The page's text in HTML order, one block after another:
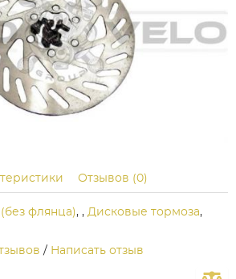
Отзывов (0)
флянца), , Дисковые тормоза,
/ Написать отзыв